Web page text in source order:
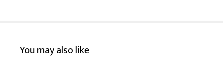
You may also like